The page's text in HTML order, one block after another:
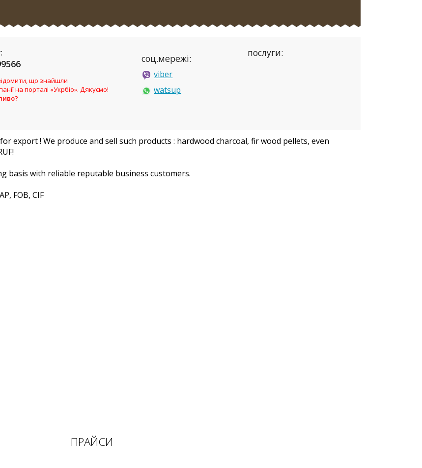
що знайшли
на порталі «Укрбіо». Дякуємо!
соц.мережі:
viber
watsup
послуги:
export ! We produce and sell such products : hardwood charcoal, fir wood pellets, even
basis with reliable reputable business customers.
FOB, CIF
ПРАЙСИ